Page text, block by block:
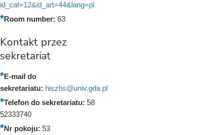
id_cat=12&id_art=44&lang=pl
Room number: 63
Kontakt przez
sekretariat
E-mail do
sekretariatu: hiszhs@univ.gda.pl
Telefon do sekretariatu: 58
52333740
Nr pokoju: 53